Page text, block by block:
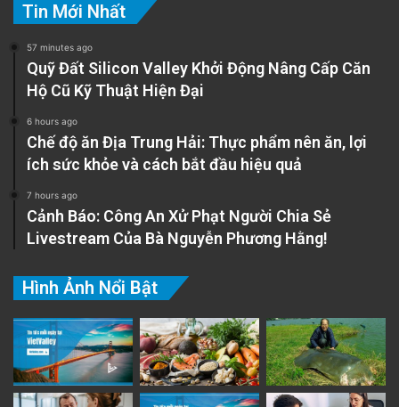
Tin Mới Nhất
57 minutes ago
Quỹ Đất Silicon Valley Khởi Động Nâng Cấp Căn
Hộ Cũ Kỹ Thuật Hiện Đại
6 hours ago
Chế độ ăn Địa Trung Hải: Thực phẩm nên ăn, lợi
ích sức khỏe và cách bắt đầu hiệu quả
7 hours ago
Cảnh Báo: Công An Xử Phạt Người Chia Sẻ
Livestream Của Bà Nguyễn Phương Hằng!
Hình Ảnh Nổi Bật